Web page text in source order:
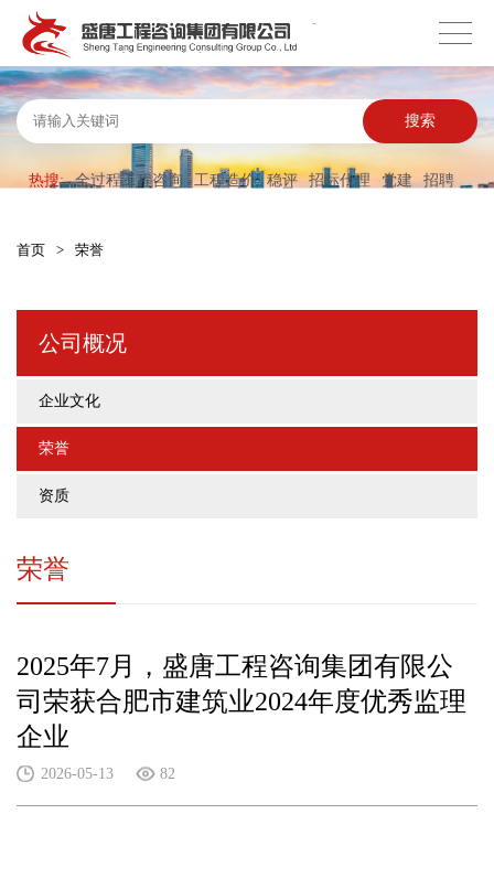
搜索
热搜: 全过程工程咨询 工程造价 稳评 招标代理 党建 招聘
首页 > 荣誉
公司概况
企业文化
荣誉
资质
荣誉
2025年7月，盛唐工程咨询集团有限公
司荣获合肥市建筑业2024年度优秀监理
企业
2026-05-13 82